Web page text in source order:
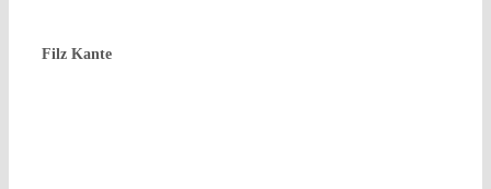
Filz Kan­te